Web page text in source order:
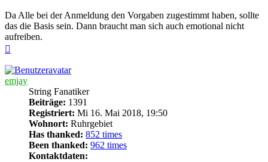
Da Alle bei der Anmeldung den Vorgaben zugestimmt haben, sollte
das die Basis sein. Dann braucht man sich auch emotional nicht
aufreiben.
emjay
String Fanatiker
Beiträge: 1391
Registriert: Mi 16. Mai 2018, 19:50
Wohnort: Ruhrgebiet
Has thanked: 852 times
Been thanked: 962 times
Kontaktdaten: